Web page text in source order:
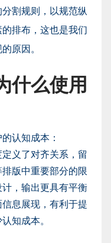
割规则，以规范纵
排布，这也是我们
原因。
什么使用
认知成本：
义了对齐关系，留
版中重要部分的限
，输出更具有平衡
息展现，有利于提
认知成本。